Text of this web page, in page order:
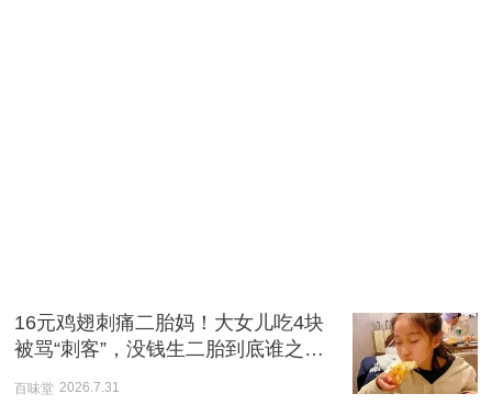
16元鸡翅刺痛二胎妈！大女儿吃4块
被骂“刺客”，没钱生二胎到底谁之
百味堂 2026.7.31